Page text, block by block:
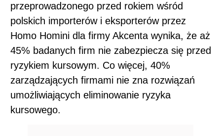
przeprowadzonego przed rokiem wśród
polskich importerów i eksporterów przez
Homo Homini dla firmy Akcenta wynika, że aż
45% badanych firm nie zabezpiecza się przed
ryzykiem kursowym. Co więcej, 40%
zarządzających firmami nie zna rozwiązań
umożliwiających eliminowanie ryzyka
kursowego.